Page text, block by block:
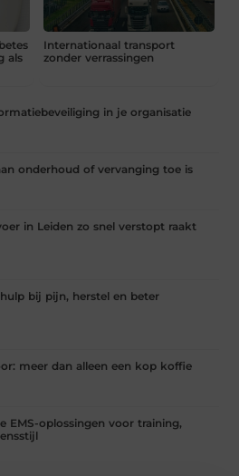
als
Internationaal transport
zonder verrassingen
in je organisatie
onderhoud of vervanging toe is
in Leiden zo snel verstopt raakt
bij pijn, herstel en beter
meer dan alleen een kop koffie
EMS-oplossingen voor training,